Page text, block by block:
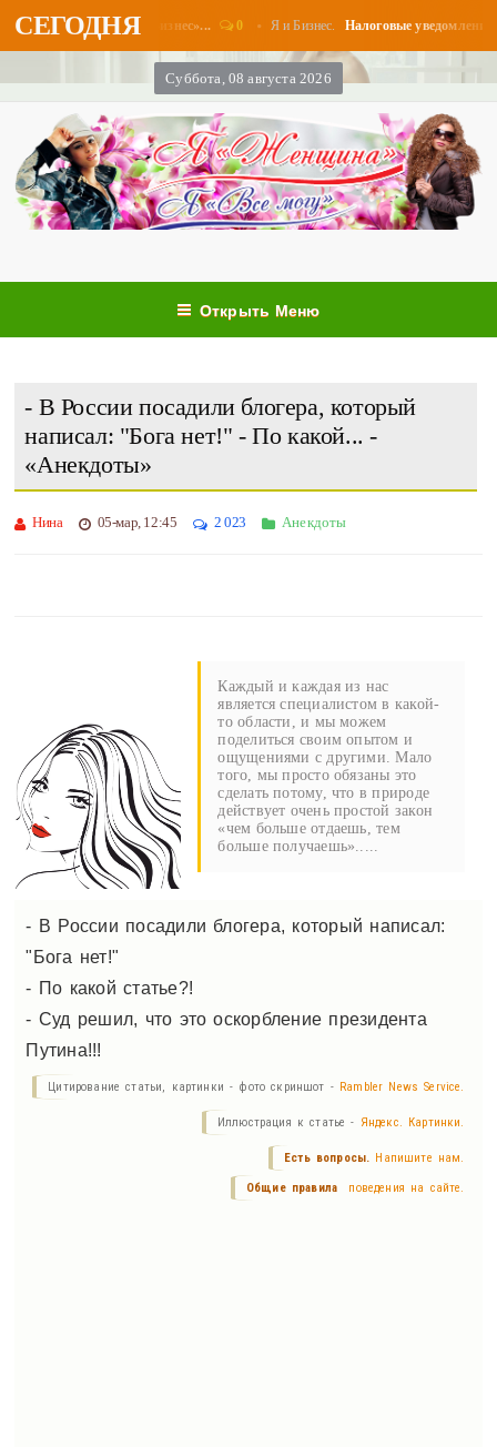
СЕГОДНЯ
в августе - «Бизнес»... 0 Я и Бизнес. Налоговые уведомления и
Суббота, 08 августа 2026
Открыть Меню
- В России посадили блогера, который
написал: "Бога нет!" - По какой... -
«Анекдоты»
Нина 05-мар, 12:45 2 023 Анекдоты
Каждый и каждая из нас
является специалистом в какой-
то области, и мы можем
поделиться своим опытом и
ощущениями с другими. Мало
того, мы просто обязаны это
сделать потому, что в природе
действует очень простой закон
«чем больше отдаешь, тем
больше получаешь».....
- В России посадили блогера, который написал:
"Бога нет!"
- По какой статье?!
- Суд решил, что это оскорбление президента
Путина!!!
Цитирование статьи, картинки - фото скриншот - Rambler News Service.
Иллюстрация к статье - Яндекс. Картинки.
Есть вопросы. Напишите нам.
Общие правила поведения на сайте.